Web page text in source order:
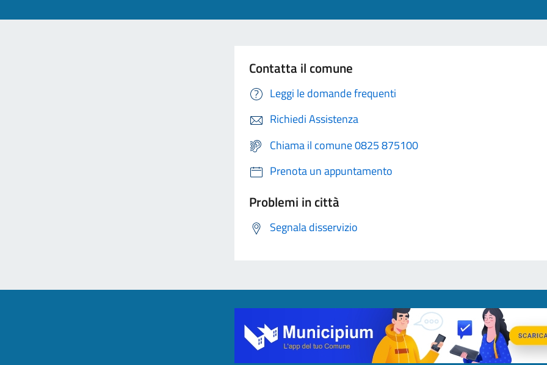
Contatta il comune
Leggi le domande frequenti
Richiedi Assistenza
Chiama il comune 0825 875100
Prenota un appuntamento
Problemi in città
Segnala disservizio